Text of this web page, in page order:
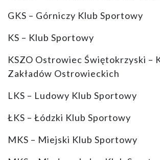
GKS – Górniczy Klub Sportowy
KS – Klub Sportowy
KSZO Ostrowiec Świętokrzyski –
Zakładów Ostrowieckich
LKS – Ludowy Klub Sportowy
ŁKS – Łódzki Klub Sportowy
MKS – Miejski Klub Sportowy